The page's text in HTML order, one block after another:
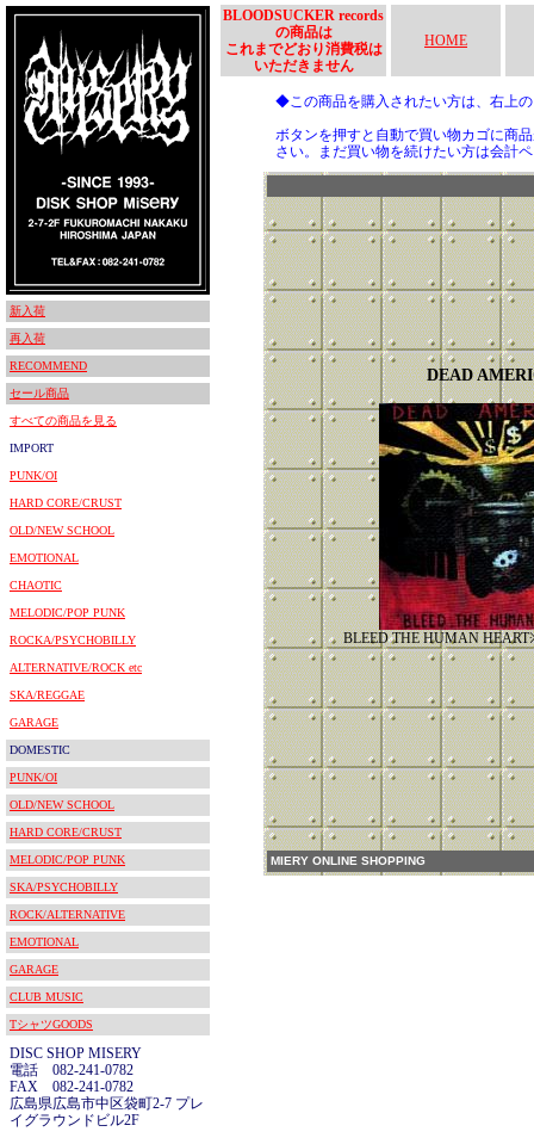
新入荷
再入荷
RECOMMEND
セール商品
すべての商品を見る
IMPORT
PUNK/OI
HARD CORE/CRUST
OLD/NEW SCHOOL
EMOTIONAL
CHAOTIC
MELODIC/POP PUNK
ROCKA/PSYCHOBILLY
ALTERNATIVE/ROCK etc
SKA/REGGAE
GARAGE
DOMESTIC
PUNK/OI
OLD/NEW SCHOOL
HARD CORE/CRUST
MELODIC/POP PUNK
SKA/PSYCHOBILLY
ROCK/ALTERNATIVE
EMOTIONAL
GARAGE
CLUB MUSIC
TシャツGOODS
DISC SHOP MISERY
電話 082-241-0782
FAX 082-241-0782
広島県広島市中区袋町2-7 プレ
イグラウンドビル2F
BLOODSUCKER records
の商品は
これまでどおり消費税は
いただきません
HOME
◆この商品を購入されたい方は、右上
ボタンを押すと自動で買い物カゴに商
さい。まだ買い物を続けたい方は会計
DEAD
BLEED THE HUMAN
MIERY ONLINE SHOPPING